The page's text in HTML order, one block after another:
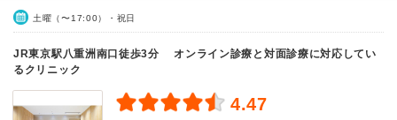
土曜（〜17:00）・祝日
JR東京駅八重洲南口徒歩3分 オンライン診療と対面診療に対応してい
るクリニック
4.47